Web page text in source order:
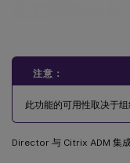
注意：
此功能的可用性取决于
Director 与 Citrix ADM 集